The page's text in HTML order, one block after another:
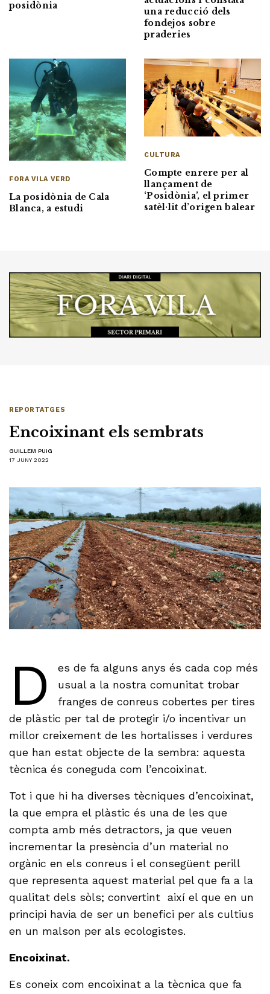
posidònia
una reducció dels
fondejos sobre
praderies
FORA VILA VERD
La posidònia de Cala
Blanca, a estudi
CULTURA
Compte enrere per al
llançament de
‘Posidònia’, el primer
satèl·lit d’origen balear
REPORTATGES
Encoixinant els sembrats
GUILLEM PUIG
17 JUNY 2022
D
es de fa alguns anys és cada cop més
usual a la nostra comunitat trobar
franges de conreus cobertes per tires
de plàstic per tal de protegir i/o incentivar un
millor creixement de les hortalisses i verdures
que han estat objecte de la sembra: aquesta
tècnica és coneguda com l’encoixinat.
Tot i que hi ha diverses tècniques d’encoixinat,
la que empra el plàstic és una de les que
compta amb més detractors, ja que veuen
incrementar la presència d’un material no
orgànic en els conreus i el consegüent perill
que representa aquest material pel que fa a la
qualitat dels sòls; convertint així el que en un
principi havia de ser un benefici per als cultius
en un malson per als ecologistes.
Encoixinat.
Es coneix com encoixinat a la tècnica que fa